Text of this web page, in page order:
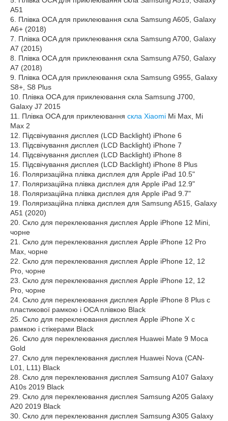
A51
6. Плівка OCA для приклеювання скла Samsung A605, Galaxy
A6+ (2018)
7. Плівка OCA для приклеювання скла Samsung A700, Galaxy
A7 (2015)
8. Плівка OCA для приклеювання скла Samsung A750, Galaxy
A7 (2018)
9. Плівка OCA для приклеювання скла Samsung G955, Galaxy
S8+, S8 Plus
10. Плівка OCA для приклеювання скла Samsung J700,
Galaxy J7 2015
11. Плівка OCA для приклеювання скла Xiaomi Mi Max, Mi
Max 2
12. Підсвічування дисплея (LCD Backlight) iPhone 6
13. Підсвічування дисплея (LCD Backlight) iPhone 7
14. Підсвічування дисплея (LCD Backlight) iPhone 8
15. Підсвічування дисплея (LCD Backlight) iPhone 8 Plus
16. Поляризаційна плівка дисплея для Apple iPad 10.5"
17. Поляризаційна плівка дисплея для Apple iPad 12.9"
18. Поляризаційна плівка дисплея для Apple iPad 9.7"
19. Поляризаційна плівка дисплея для Samsung A515, Galaxy
A51 (2020)
20. Скло для переклеювання дисплея Apple iPhone 12 Mini,
чорне
21. Скло для переклеювання дисплея Apple iPhone 12 Pro
Max, чорне
22. Скло для переклеювання дисплея Apple iPhone 12, 12
Pro, чорне
23. Скло для переклеювання дисплея Apple iPhone 12, 12
Pro, чорне
24. Скло для переклеювання дисплея Apple iPhone 8 Plus c
пластикової рамкою і OCA плівкою Black
25. Скло для переклеювання дисплея Apple iPhone X c
рамкою і стікерами Black
26. Скло для переклеювання дисплея Huawei Mate 9 Moca
Gold
27. Скло для переклеювання дисплея Huawei Nova (CAN-
L01, L11) Black
28. Скло для переклеювання дисплея Samsung A107 Galaxy
A10s 2019 Black
29. Скло для переклеювання дисплея Samsung A205 Galaxy
A20 2019 Black
30. Скло для переклеювання дисплея Samsung A305 Galaxy